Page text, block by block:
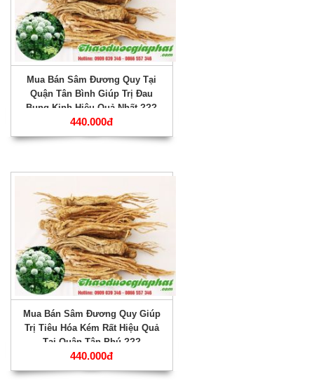
Mua Bán Sâm Đương Quy Tại
Quận Tân Bình Giúp Trị Đau
Bụng Kinh Hiệu Quả Nhất ???
440.000đ
Mua Bán Sâm Đương Quy Giúp
Trị Tiêu Hóa Kém Rất Hiệu Quả
Tại Quận Tân Phú ???
440.000đ